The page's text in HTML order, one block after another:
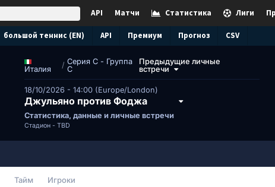
Лиги
Статистика
Матчи
API
большой теннис (EN) API Премиум Прогноз CSV
Италия / Серия C - Группа
C
Предыдущие личные
встречи
18/10/2026 - 14:00 (Europe/London)
Джульяно против Фоджа
Статистика, данные и личные встречи
Стадион - TBD
Тайм Игроки